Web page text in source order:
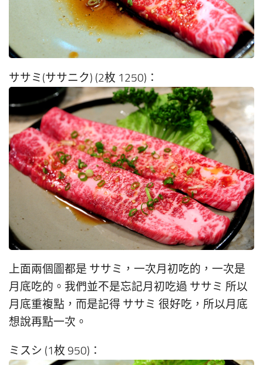
ササミ(ササニク) (2枚 1250)：
上面兩個圖都是 ササミ，一次月初吃的，一次是
月底吃的。我們並不是忘記月初吃過 ササミ 所以
月底重複點，而是記得 ササミ 很好吃，所以月底
想說再點一次。
ミスシ (1枚 950)：